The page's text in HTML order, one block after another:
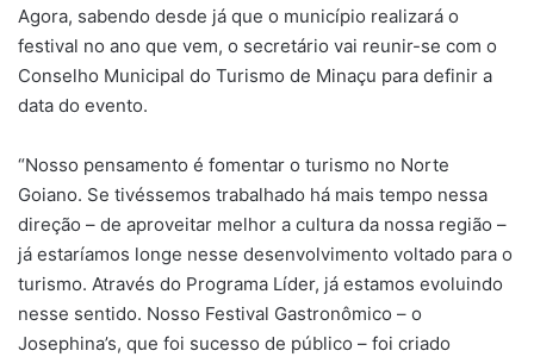
Agora, sabendo desde já que o município realizará o
festival no ano que vem, o secretário vai reunir-se com o
Conselho Municipal do Turismo de Minaçu para definir a
data do evento.
“Nosso pensamento é fomentar o turismo no Norte
Goiano. Se tivéssemos trabalhado há mais tempo nessa
direção – de aproveitar melhor a cultura da nossa região –
já estaríamos longe nesse desenvolvimento voltado para o
turismo. Através do Programa Líder, já estamos evoluindo
nesse sentido. Nosso Festival Gastronômico – o
Josephina’s, que foi sucesso de público – foi criado